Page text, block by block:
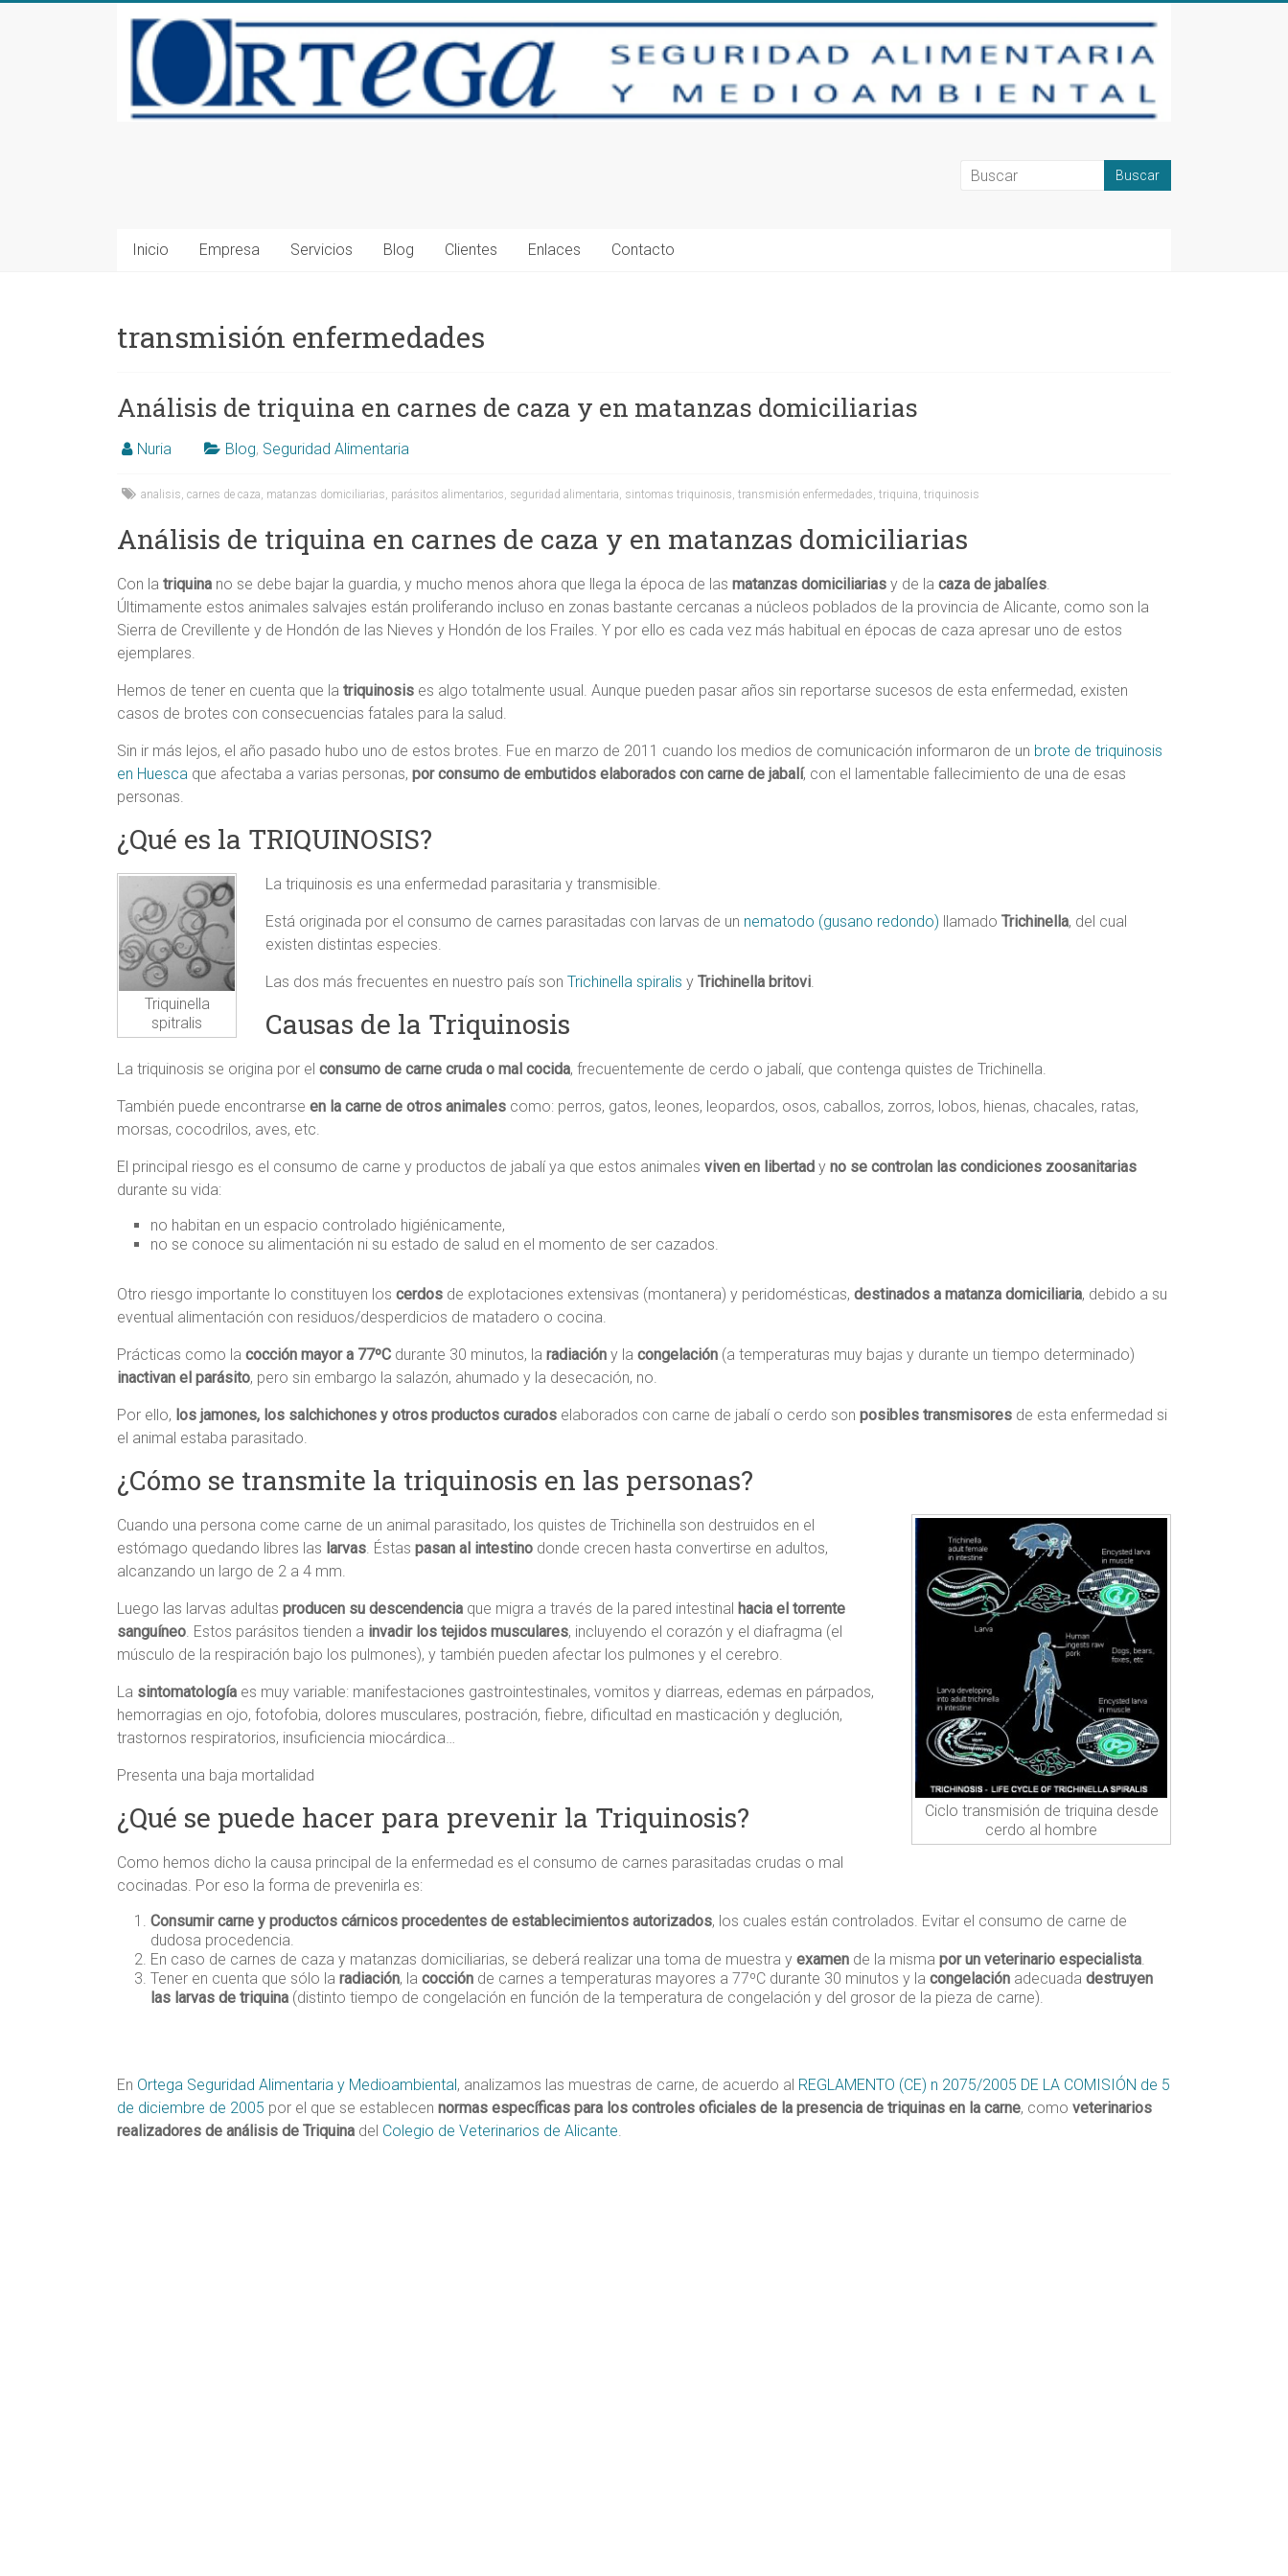
Seguridad
y
Medioambiente
en
Alicante,
Elche,
Ortega
Inicio Empresa Servicios Blog Clientes Enlaces Contacto
transmisión enfermedades
Análisis de triquina en carnes de caza y en matanzas domiciliarias
Nuria Blog, Seguridad Alimentaria
analisis, carnes de caza, matanzas domiciliarias, parásitos alimentarios, seguridad alimentaria, sintomas triquinosis, transmisión enfermedades, triquina, triquinosis
Análisis de triquina en carnes de caza y en matanzas domiciliarias
Con la triquina no se debe bajar la guardia, y mucho menos ahora que llega la época de las matanzas domiciliarias y de la caza de jabalíes.
Últimamente estos animales salvajes están proliferando incluso en zonas bastante cercanas a núcleos poblados de la provincia de Alicante, como son la
Sierra de Crevillente y de Hondón de las Nieves y Hondón de los Frailes. Y por ello es cada vez más habitual en épocas de caza apresar uno de estos
ejemplares.
Hemos de tener en cuenta que la triquinosis es algo totalmente usual. Aunque pueden pasar años sin reportarse sucesos de esta enfermedad, existen
casos de brotes con consecuencias fatales para la salud.
Sin ir más lejos, el año pasado hubo uno de estos brotes. Fue en marzo de 2011 cuando los medios de comunicación informaron de un brote de triquinosis
en Huesca que afectaba a varias personas, por consumo de embutidos elaborados con carne de jabalí, con el lamentable fallecimiento de una de esas
personas.
¿Qué es la TRIQUINOSIS?
Triquinella
spitralis
La triquinosis es una enfermedad parasitaria y transmisible.
Está originada por el consumo de carnes parasitadas con larvas de un nematodo (gusano redondo) llamado Trichinella, del cual
existen distintas especies.
Las dos más frecuentes en nuestro país son Trichinella spiralis y Trichinella britovi.
Causas de la Triquinosis
La triquinosis se origina por el consumo de carne cruda o mal cocida, frecuentemente de cerdo o jabalí, que contenga quistes de Trichinella.
También puede encontrarse en la carne de otros animales como: perros, gatos, leones, leopardos, osos, caballos, zorros, lobos, hienas, chacales, ratas,
morsas, cocodrilos, aves, etc.
El principal riesgo es el consumo de carne y productos de jabalí ya que estos animales viven en libertad y no se controlan las condiciones zoosanitarias
durante su vida:
no habitan en un espacio controlado higiénicamente,
no se conoce su alimentación ni su estado de salud en el momento de ser cazados.
Otro riesgo importante lo constituyen los cerdos de explotaciones extensivas (montanera) y peridomésticas, destinados a matanza domiciliaria, debido a su
eventual alimentación con residuos/desperdicios de matadero o cocina.
Prácticas como la cocción mayor a 77ºC durante 30 minutos, la radiación y la congelación (a temperaturas muy bajas y durante un tiempo determinado)
inactivan el parásito, pero sin embargo la salazón, ahumado y la desecación, no.
Por ello, los jamones, los salchichones y otros productos curados elaborados con carne de jabalí o cerdo son posibles transmisores de esta enfermedad si
el animal estaba parasitado.
¿Cómo se transmite la triquinosis en las personas?
Ciclo transmisión de triquina desde
cerdo al hombre
Cuando una persona come carne de un animal parasitado, los quistes de Trichinella son destruidos en el
estómago quedando libres las larvas. Éstas pasan al intestino donde crecen hasta convertirse en adultos,
alcanzando un largo de 2 a 4 mm.
Luego las larvas adultas producen su descendencia que migra a través de la pared intestinal hacia el torrente
sanguíneo. Estos parásitos tienden a invadir los tejidos musculares, incluyendo el corazón y el diafragma (el
músculo de la respiración bajo los pulmones), y también pueden afectar los pulmones y el cerebro.
La sintomatología es muy variable: manifestaciones gastrointestinales, vomitos y diarreas, edemas en párpados,
hemorragias en ojo, fotofobia, dolores musculares, postración, fiebre, dificultad en masticación y deglución,
trastornos respiratorios, insuficiencia miocárdica…
Presenta una baja mortalidad
¿Qué se puede hacer para prevenir la Triquinosis?
Como hemos dicho la causa principal de la enfermedad es el consumo de carnes parasitadas crudas o mal
cocinadas. Por eso la forma de prevenirla es:
Consumir carne y productos cárnicos procedentes de establecimientos autorizados, los cuales están controlados. Evitar el consumo de carne de
dudosa procedencia.
En caso de carnes de caza y matanzas domiciliarias, se deberá realizar una toma de muestra y examen de la misma por un veterinario especialista.
Tener en cuenta que sólo la radiación, la cocción de carnes a temperaturas mayores a 77ºC durante 30 minutos y la congelación adecuada destruyen
las larvas de triquina (distinto tiempo de congelación en función de la temperatura de congelación y del grosor de la pieza de carne).
En Ortega Seguridad Alimentaria y Medioambiental, analizamos las muestras de carne, de acuerdo al REGLAMENTO (CE) n 2075/2005 DE LA COMISIÓN de 5
de diciembre de 2005 por el que se establecen normas específicas para los controles oficiales de la presencia de triquinas en la carne, como veterinarios
realizadores de análisis de Triquina del Colegio de Veterinarios de Alicante.